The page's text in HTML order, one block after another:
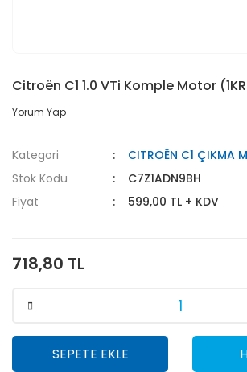
Citroën C1 1.0 VTi Komple Motor
Yorum Yap
Kategori
CITROËN C1 ÇIKMA
Stok Kodu
C7Z1ADN9BH
Fiyat
599,00 TL + KDV
718,80 TL
SEPETE EKLE